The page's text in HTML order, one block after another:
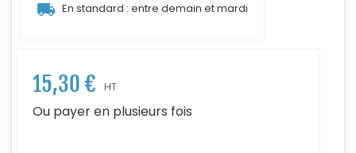
local_shipping En standard : entre demain et mardi
15,30 € HT
Ou payer en plusieurs fois